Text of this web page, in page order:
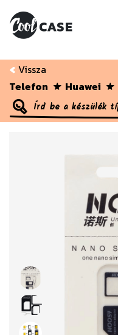
Vissza
Telefon
Huawei